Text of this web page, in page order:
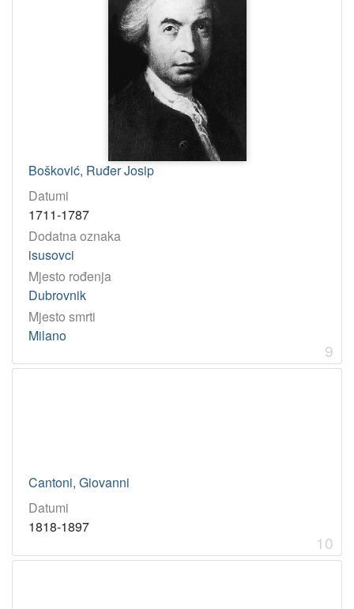
Bošković, Ruđer Josip
Datumi
1711-1787
Dodatna oznaka
isusovci
Mjesto rođenja
Dubrovnik
Mjesto smrti
Milano
9
Cantoni, Giovanni
Datumi
1818-1897
10